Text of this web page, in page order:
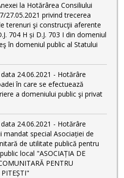
la Hotărârea Consiliului
27.05.2021 privind trecerea
terenuri şi construcţii aferente
704 H și D.J. 703 I din domeniul
în domeniul public al Statului
24.06.2021 - Hotărâre
în care se efectuează
a domeniului public şi privat
24.06.2021 - Hotărâre
mandat special Asociației de
de utilitate publică pentru
local "ASOCIAȚIA DE
PENTRU